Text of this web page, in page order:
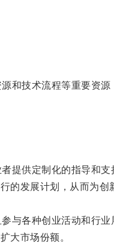
技术流程等重要资源
提供定制化的指导和支
发展计划，从而为创
各种创业活动和行业
大市场份额。